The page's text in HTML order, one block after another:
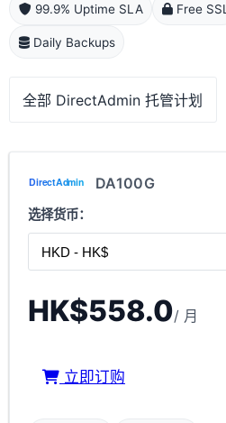
99.9% Uptime SLA Free SSL
Daily Backups
全部 DirectAdmin 托管计划
DA100G
选择货币：
HK$558.0/ 月
立即订购